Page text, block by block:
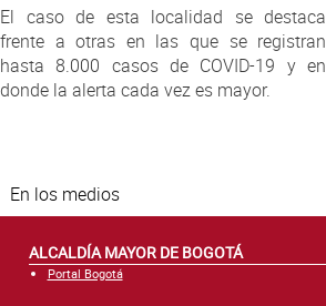
El caso de esta localidad se destaca
frente a otras en las que se registran
hasta 8.000 casos de COVID-19 y en
donde la alerta cada vez es mayor.
En los medios
ALCALDÍA MAYOR DE BOGOTÁ
Portal Bogotá